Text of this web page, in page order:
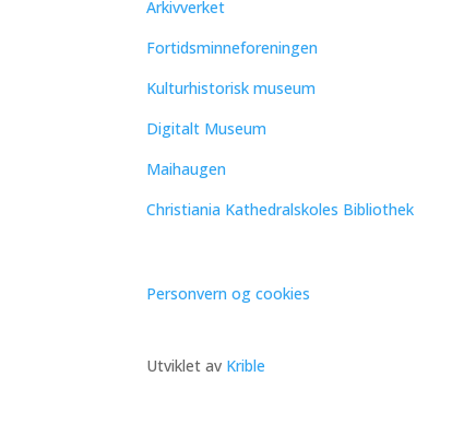
Arkivverket
Fortidsminneforeningen
Kulturhistorisk museum
Digitalt Museum
Maihaugen
Christiania Kathedralskoles Bibliothek
Personvern og cookies
Utviklet av Krible